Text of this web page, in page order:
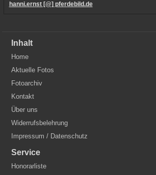
hanni.ernst [@] pferdebild.de
Inhalt
Home
Aktuelle Fotos
Fotoarchiv
Kontakt
Über uns
Widerrufsbelehrung
Impressum / Datenschutz
Service
Honorarliste